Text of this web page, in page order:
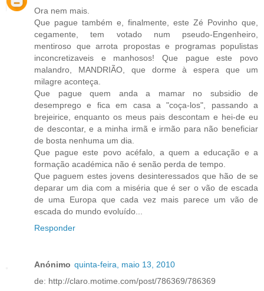
Ora nem mais.
Que pague também e, finalmente, este Zé Povinho que,
cegamente, tem votado num pseudo-Engenheiro,
mentiroso que arrota propostas e programas populistas
inconcretizaveis e manhosos! Que pague este povo
malandro, MANDRIÃO, que dorme à espera que um
milagre aconteça.
Que pague quem anda a mamar no subsidio de
desemprego e fica em casa a "coça-los", passando a
brejeirice, enquanto os meus pais descontam e hei-de eu
de descontar, e a minha irmã e irmão para não beneficiar
de bosta nenhuma um dia.
Que pague este povo acéfalo, a quem a educação e a
formação académica não é senão perda de tempo.
Que paguem estes jovens desinteressados que hão de se
deparar um dia com a miséria que é ser o vão de escada
de uma Europa que cada vez mais parece um vão de
escada do mundo evoluído...
Responder
Anónimo quinta-feira, maio 13, 2010
de: http://claro.motime.com/post/786369/786369